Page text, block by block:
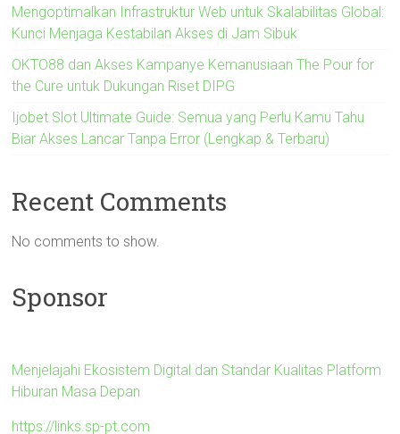
Mengoptimalkan Infrastruktur Web untuk Skalabilitas Global:
Kunci Menjaga Kestabilan Akses di Jam Sibuk
OKTO88 dan Akses Kampanye Kemanusiaan The Pour for
the Cure untuk Dukungan Riset DIPG
Ijobet Slot Ultimate Guide: Semua yang Perlu Kamu Tahu
Biar Akses Lancar Tanpa Error (Lengkap & Terbaru)
Recent Comments
No comments to show.
Sponsor
Menjelajahi Ekosistem Digital dan Standar Kualitas Platform
Hiburan Masa Depan
https://links.sp-pt.com